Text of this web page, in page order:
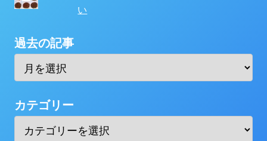
い
過去の記事
カテゴリー